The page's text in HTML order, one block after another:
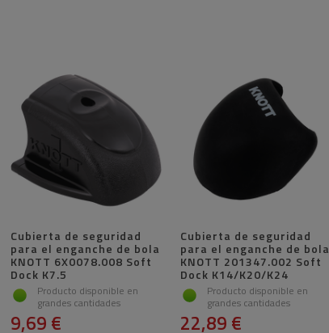
Cubierta de seguridad
para el enganche de bola
KNOTT 6X0078.008 Soft
Dock K7.5
Producto disponible en
grandes cantidades
9,69 €
Cubierta de seguridad
para el enganche de bola
KNOTT 201347.002 Soft
Dock K14/K20/K24
Producto disponible en
grandes cantidades
22,89 €